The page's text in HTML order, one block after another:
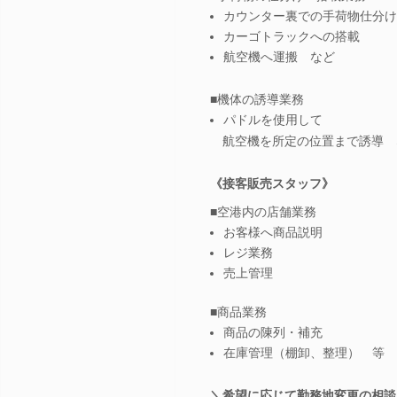
カウンター裏での手荷物仕分け
カーゴトラックへの搭載
航空機へ運搬 など
■機体の誘導業務
パドルを使用して
航空機を所定の位置まで誘導
《接客販売スタッフ》
■空港内の店舗業務
お客様へ商品説明
レジ業務
売上管理
■商品業務
商品の陳列・補充
在庫管理（棚卸、整理） 等